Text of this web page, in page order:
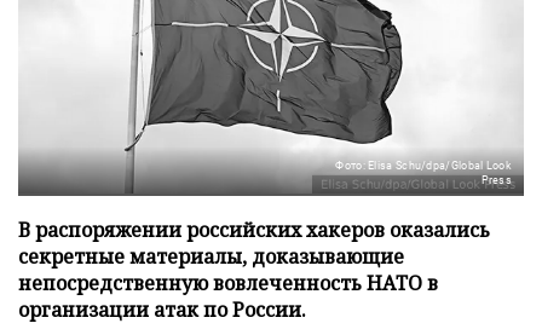
Фото: Elisa Schu/dpa/Global Look
Press
В распоряжении российских хакеров оказались
секретные материалы, доказывающие
непосредственную вовлеченность НАТО в
организации атак по России.